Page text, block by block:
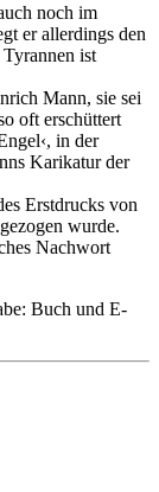
noch im
er allerdings den
ist
Mann, sie sei
oft erschüttert
in der
Karikatur der
Erstdrucks von
wurde.
Nachwort
Buch und E-